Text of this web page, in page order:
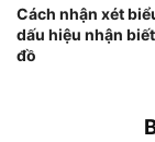
Cách nhận xét
dấu hiệu nhận
đồ